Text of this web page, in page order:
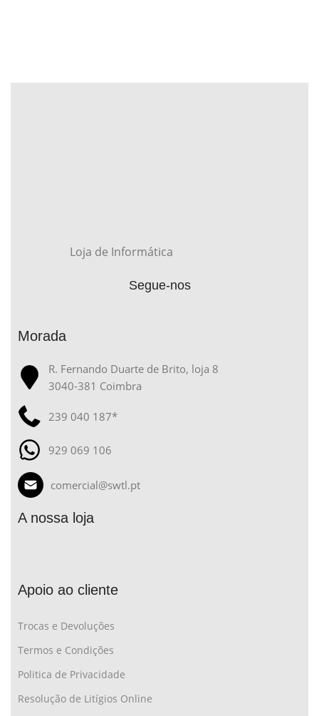
Loja de Informática
Segue-nos
Morada
R. Fernando Duarte de Brito, loja 8
3040-381 Coimbra
239 040 187*
929 069 106
comercial@swtl.pt
A nossa loja
Apoio ao cliente
Trocas e Devoluções
Termos e Condições
Politica de Privacidade
Resolução de Litígios Online